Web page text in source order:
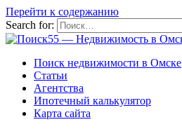
Перейти к содержанию
Search for:
Поиск недвижимости в Омске
Статьи
Агентства
Ипотечный калькулятор
Карта сайта